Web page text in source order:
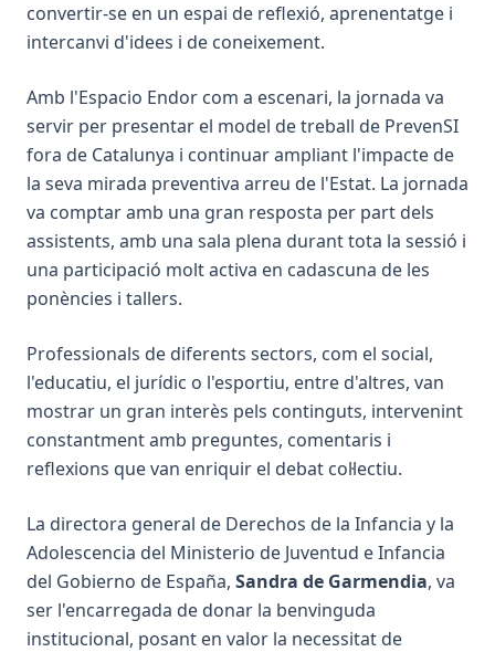
convertir-se en un espai de reflexió, aprenentatge i
intercanvi d'idees i de coneixement.
Amb l'Espacio Endor com a escenari, la jornada va
servir per presentar el model de treball de PrevenSI
fora de Catalunya i continuar ampliant l'impacte de
la seva mirada preventiva arreu de l'Estat. La jornada
va comptar amb una gran resposta per part dels
assistents, amb una sala plena durant tota la sessió i
una participació molt activa en cadascuna de les
ponències i tallers.
Professionals de diferents sectors, com el social,
l'educatiu, el jurídic o l'esportiu, entre d'altres, van
mostrar un gran interès pels continguts, intervenint
constantment amb preguntes, comentaris i
reflexions que van enriquir el debat col·lectiu.
La directora general de Derechos de la Infancia y la
Adolescencia del Ministerio de Juventud e Infancia
del Gobierno de España, Sandra de Garmendia, va
ser l'encarregada de donar la benvinguda
institucional, posant en valor la necessitat de